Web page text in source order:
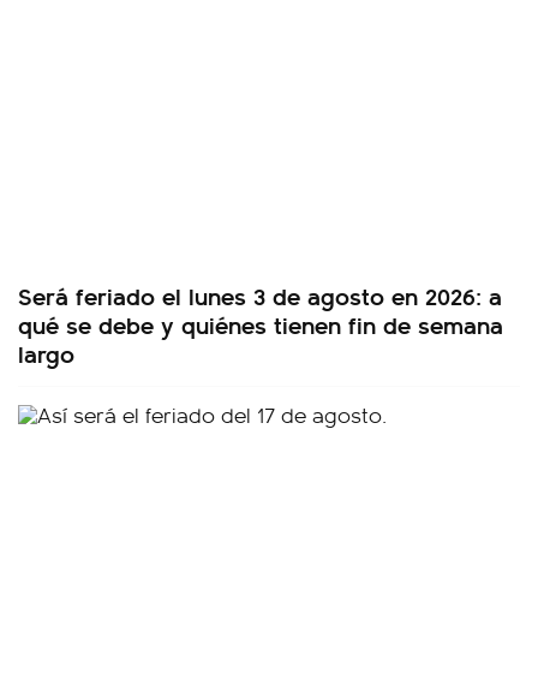
Será feriado el lunes 3 de agosto en 2026: a
qué se debe y quiénes tienen fin de semana
largo